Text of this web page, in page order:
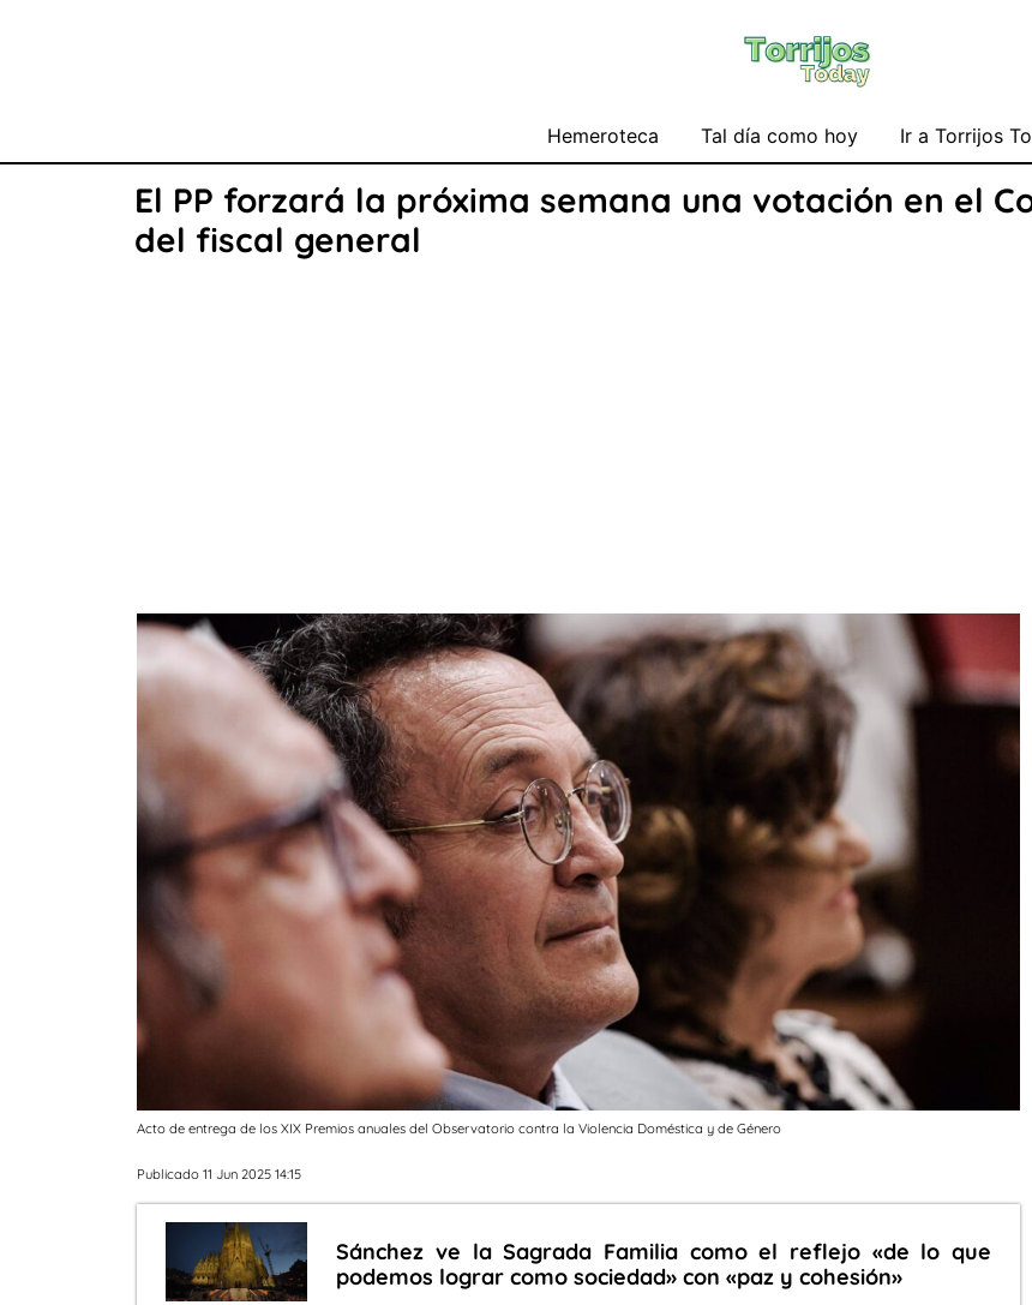
Hemeroteca Tal día como hoy Ir a Torrijos
El PP forzará la próxima semana una votación en el
del fiscal general
Acto de entrega de los XIX Premios anuales del Observatorio contra la Violencia Doméstica y de Género
Publicado 11 Jun 2025 14:15
Sánchez ve la Sagrada Familia como el reflejo «de lo que
podemos lograr como sociedad» con «paz y cohesión»